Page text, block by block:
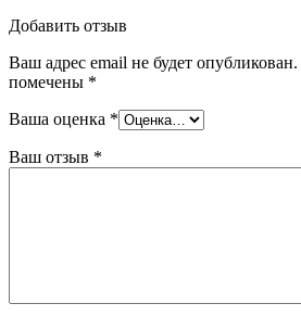
Добавить отзыв
Ваш адрес email не будет опубликован.
помечены *
Ваша оценка *
Ваш отзыв *